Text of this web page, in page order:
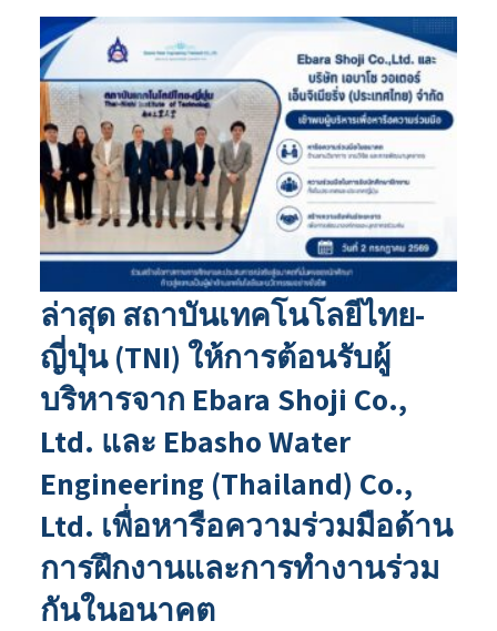
ล่าสุด สถาบันเทคโนโลยีไทย-
ญี่ปุ่น (TNI) ให้การต้อนรับผู้
บริหารจาก Ebara Shoji Co.,
Ltd. และ Ebasho Water
Engineering (Thailand) Co.,
Ltd. เพื่อหารือความร่วมมือด้าน
การฝึกงานและการทำงานร่วม
กันในอนาคต